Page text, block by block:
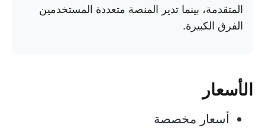
المتقدمة، بينما تدير المنصة متعددة المستخدمين
الفرق الكبيرة.
الأسعار
أسعار مخصصة